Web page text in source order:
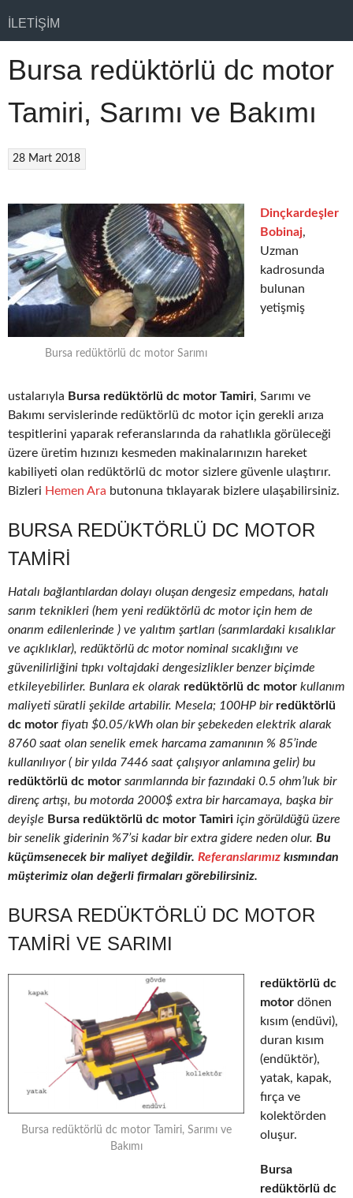
İLETIŞIM
Bursa redüktörlü dc motor
Tamiri, Sarımı ve Bakımı
28 Mart 2018
Bursa redüktörlü dc motor Sarımı
Dinçkardeşler
Bobinaj,
Uzman
kadrosunda
bulunan
yetişmiş
ustalarıyla Bursa redüktörlü dc motor Tamiri, Sarımı ve
Bakımı servislerinde redüktörlü dc motor için gerekli arıza
tespitlerini yaparak referanslarında da rahatlıkla görüleceği
üzere üretim hızınızı kesmeden makinalarınızın hareket
kabiliyeti olan redüktörlü dc motor sizlere güvenle ulaştırır.
Bizleri Hemen Ara butonuna tıklayarak bizlere ulaşabilirsiniz.
BURSA REDÜKTÖRLÜ DC MOTOR
TAMIRI
Hatalı bağlantılardan dolayı oluşan dengesiz empedans, hatalı
sarım teknikleri (hem yeni redüktörlü dc motor için hem de
onarım edilenlerinde ) ve yalıtım şartları (sarımlardaki kısalıklar
ve açıklıklar), redüktörlü dc motor nominal sıcaklığını ve
güvenilirliğini tıpkı voltajdaki dengesizlikler benzer biçimde
etkileyebilirler. Bunlara ek olarak redüktörlü dc motor kullanım
maliyeti süratli şekilde artabilir. Mesela; 100HP birredüktörlü
dc motor fiyatı $0.05/kWh olan bir şebekeden elektrik alarak
8760 saat olan senelik emek harcama zamanının % 85’inde
kullanılıyor ( bir yılda 7446 saat çalışıyor anlamına gelir) bu
redüktörlü dc motor sarımlarında bir fazındaki 0.5 ohm’luk bir
direnç artışı, bu motorda 2000$ extra bir harcamaya, başka bir
deyişle Bursa redüktörlü dc motor Tamiri için görüldüğü üzere
bir senelik giderinin %7’si kadar bir extra gidere neden olur. Bu
küçümsenecek bir maliyet değildir. Referanslarımız kısmından
müşterimiz olan değerli firmaları görebilirsiniz.
BURSA REDÜKTÖRLÜ DC MOTOR
TAMIRI VE SARIMI
Bursa redüktörlü dc motor Tamiri, Sarımı ve
Bakımı
redüktörlü dc
motor dönen
kısım (endüvi),
duran kısım
(endüktör),
yatak, kapak,
fırça ve
kolektörden
oluşur.
Bursa
redüktörlü dc